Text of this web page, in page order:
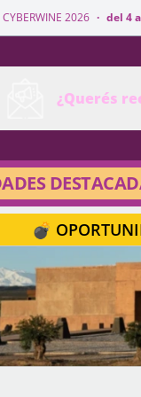
· del 4 al 10 de agosto ·
¿Querés
💣